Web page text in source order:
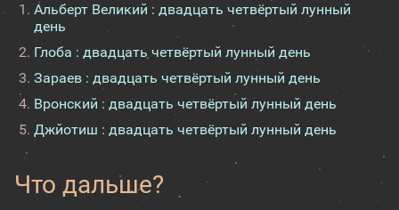
Альберт Великий : двадцать четвёртый лунный
день
Глоба : двадцать четвёртый лунный день
Зараев : двадцать четвёртый лунный день
Вронский : двадцать четвёртый лунный день
Джйотиш : двадцать четвёртый лунный день
Что дальше?